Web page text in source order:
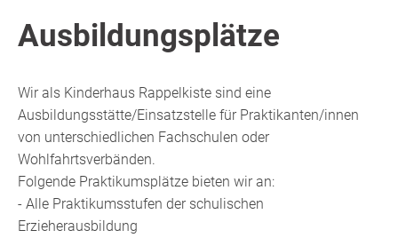
Ausbildungsplätze
Wir als Kinderhaus Rappelkiste sind eine
Ausbildungsstätte/Einsatzstelle für Praktikanten/innen
von unterschiedlichen Fachschulen oder
Wohlfahrtsverbänden.
Folgende Praktikumsplätze bieten wir an:
- Alle Praktikumsstufen der schulischen
Erzieherausbildung